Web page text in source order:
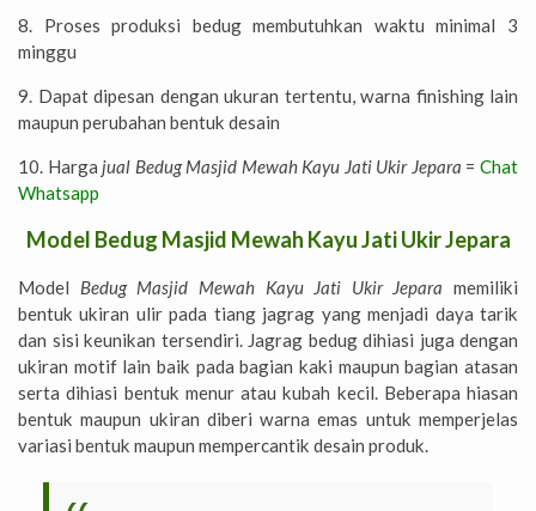
8. Proses produksi bedug membutuhkan waktu minimal 3
minggu
9. Dapat dipesan dengan ukuran tertentu, warna finishing lain
maupun perubahan bentuk desain
10. Hargajual Bedug Masjid Mewah Kayu Jati Ukir Jepara =Chat
Whatsapp
Model Bedug Masjid Mewah Kayu Jati Ukir Jepara
Model Bedug Masjid Mewah Kayu Jati Ukir Jepara memiliki
bentuk ukiran ulir pada tiang jagrag yang menjadi daya tarik
dan sisi keunikan tersendiri. Jagrag bedug dihiasi juga dengan
ukiran motif lain baik pada bagian kaki maupun bagian atasan
serta dihiasi bentuk menur atau kubah kecil. Beberapa hiasan
bentuk maupun ukiran diberi warna emas untuk memperjelas
variasi bentuk maupun mempercantik desain produk.